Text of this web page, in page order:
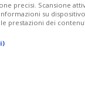
precisi. Scansione
su
prestazioni dei